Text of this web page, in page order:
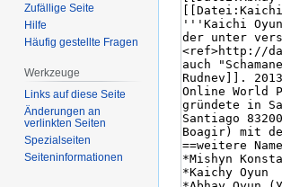
Zufällige Seite
Hilfe
Häufig gestellte Fragen
Werkzeuge
Links auf diese Seite
Änderungen an
verlinkten Seiten
Spezialseiten
Seiten­informationen